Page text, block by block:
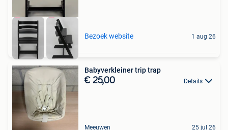
Bezoek website 1 aug 26
Babyverkleiner trip trap
€ 25,00 Details
Meeuwen 25 jul 26